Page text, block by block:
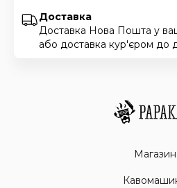
Доставка
Доставка Нова Пошта у
або доставка кур'єром до
Магазин